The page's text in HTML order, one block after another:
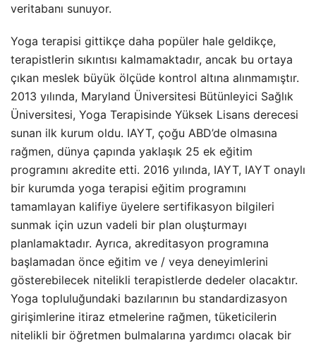
veritabanı sunuyor.
Yoga terapisi gittikçe daha popüler hale geldikçe,
terapistlerin sıkıntısı kalmamaktadır, ancak bu ortaya
çıkan meslek büyük ölçüde kontrol altına alınmamıştır.
2013 yılında, Maryland Üniversitesi Bütünleyici Sağlık
Üniversitesi, Yoga Terapisinde Yüksek Lisans derecesi
sunan ilk kurum oldu. IAYT, çoğu ABD’de olmasına
rağmen, dünya çapında yaklaşık 25 ek eğitim
programını akredite etti. 2016 yılında, IAYT, IAYT onaylı
bir kurumda yoga terapisi eğitim programını
tamamlayan kalifiye üyelere sertifikasyon bilgileri
sunmak için uzun vadeli bir plan oluşturmayı
planlamaktadır. Ayrıca, akreditasyon programına
başlamadan önce eğitim ve / veya deneyimlerini
gösterebilecek nitelikli terapistlerde dedeler olacaktır.
Yoga topluluğundaki bazılarının bu standardizasyon
girişimlerine itiraz etmelerine rağmen, tüketicilerin
nitelikli bir öğretmen bulmalarına yardımcı olacak bir